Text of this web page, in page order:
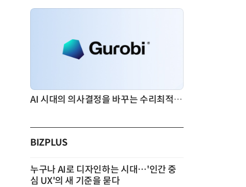
AI 시대의 의사결정을 바꾸는 수리최적화(Optimization): 실제 산업 적용 사례와 활용 전략
BIZPLUS
누구나 AI로 디자인하는 시대…'인간 중
심 UX'의 새 기준을 묻다